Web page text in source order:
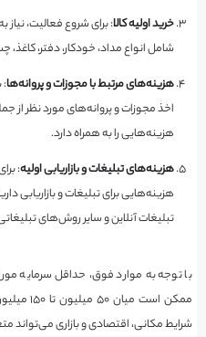
خرید اولیه کالا: برای شروع فعالیت، نیاز
شامل انواع مداد، خودکار، دفتر،
هزینه‌های مرتبط با مجوزات و پروانه‌ها:
اخذ مجوزات و پروانه‌های مورد نظر از
هزینه‌هایی را به همراه دارد.
هزینه‌های تبلیغات و بازاریابی اولیه:
هزینه‌هایی برای تبلیغات و بازاریابی
تبلیغات آنلاین و سایر روش‌های
با توجه به موارد فوق، حداقل سرمایه مورد
ممکن است
شرایط مکانی، اقتصادی و بازاری می‌تواند